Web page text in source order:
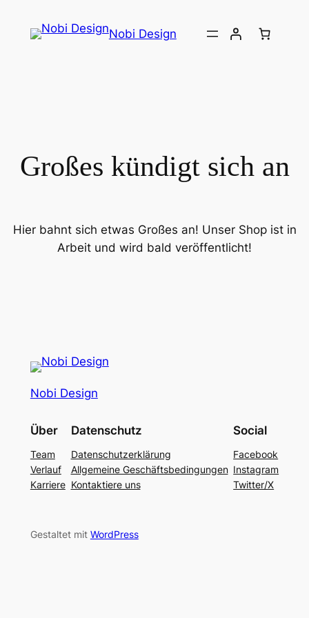
Nobi Design
Großes kündigt sich an
Hier bahnt sich etwas Großes an! Unser Shop ist in
Arbeit und wird bald veröffentlicht!
Nobi Design
Über
Team
Verlauf
Karriere
Datenschutz
Datenschutzerklärung
Allgemeine Geschäftsbedingungen
Kontaktiere uns
Social
Facebook
Instagram
Twitter/X
Gestaltet mit WordPress